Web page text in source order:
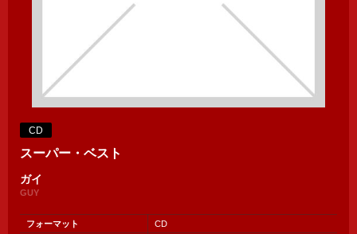
CD
スーパー・ベスト
ガイ
GUY
フォーマット
CD